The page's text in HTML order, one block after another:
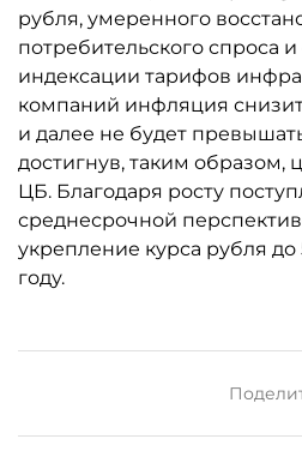
рубля, умеренного
потребительского спроса
индексации тарифов
компаний инфляция
и далее не будет
достигнув, таким образом,
ЦБ. Благодаря росту
среднесрочной
укрепление курса рубля до
году.